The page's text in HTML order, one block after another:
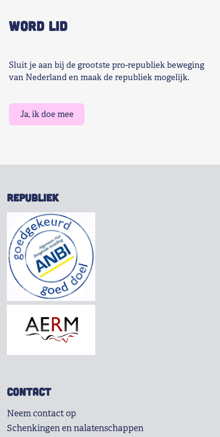
WORD LID
Sluit je aan bij de grootste pro-republiek beweging
van Nederland en maak de republiek mogelijk.
Ja, ik doe mee
REPUBLIEK
CONTACT
Neem contact op
Schenkingen en nalatenschappen